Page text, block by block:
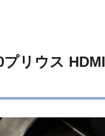
プリウス HDMI